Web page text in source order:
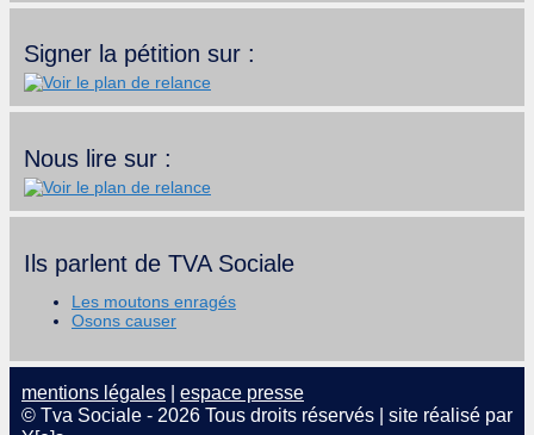
Signer la pétition sur :
Nous lire sur :
Ils parlent de TVA Sociale
Les moutons enragés
Osons causer
mentions légales
espace presse
© Tva Sociale - 2026 Tous droits réservés | site réalisé par